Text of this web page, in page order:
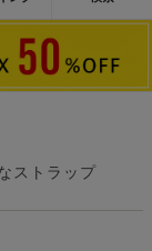
ストラップ